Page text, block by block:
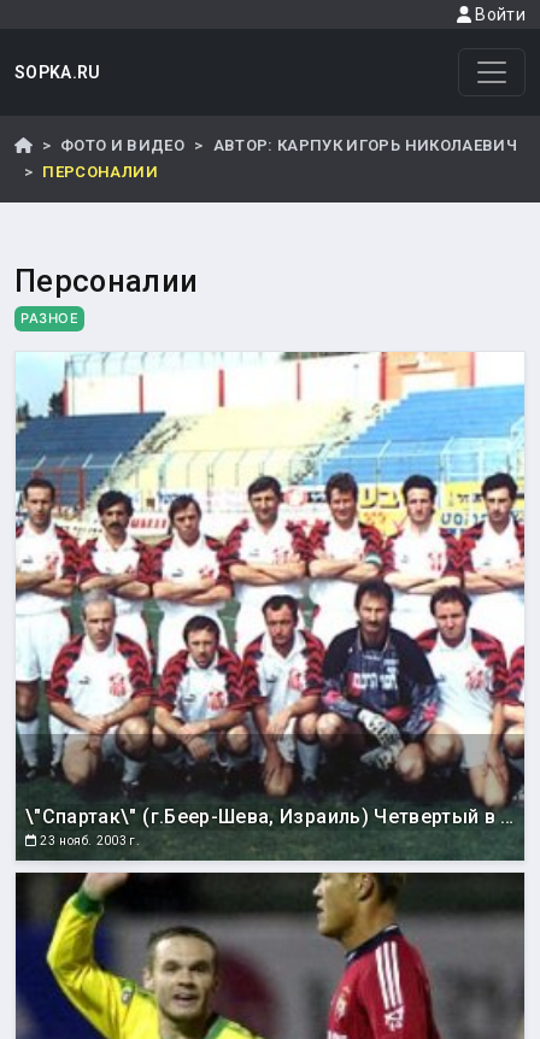
Войти
SOPKA.RU
ФОТО И ВИДЕО
АВТОР: КАРПУК ИГОРЬ НИКОЛАЕВИЧ
ПЕРСОНАЛИИ
Персоналии
РАЗНОЕ
\"Спартак\" (г.Беер-Шева, Израиль) Четвертый в нижнем ряду Феликс Берлин - быший вратарь команд \"Сахалинец\" (Холмск, 1988г.), \"Сахалин\" (1989), \"Портовик\" (Холмск, 1990)
23 нояб. 2003 г.